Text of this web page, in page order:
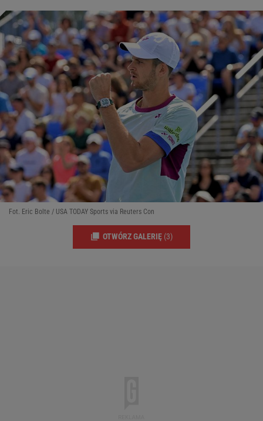
Fot. Eric Bolte / USA TODAY Sports via Reuters Con
OTWÓRZ GALERIĘ (3)